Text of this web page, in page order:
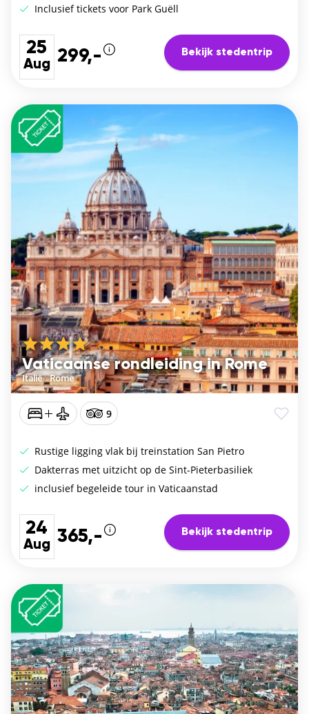
Inclusief tickets voor Park Guëll
25
Aug 299,- Bekijk stedentrip
Vaticaanse rondleiding in Rome
Italië/Rome
9
Rustige ligging vlak bij treinstation San Pietro
Dakterras met uitzicht op de Sint-Pieterbasiliek
inclusief begeleide tour in Vaticaanstad
24
Aug 365,- Bekijk stedentrip